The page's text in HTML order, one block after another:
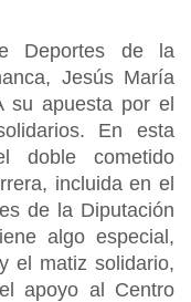
Deportes de la
Jesús María
su apuesta por el
En esta
doble cometido
incluida en el
de la Diputación
algo especial,
el matiz solidario,
apoyo al Centro